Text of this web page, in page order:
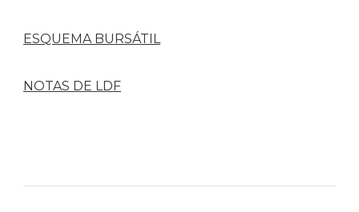
ESQUEMA BURSÁTIL
NOTAS DE LDF